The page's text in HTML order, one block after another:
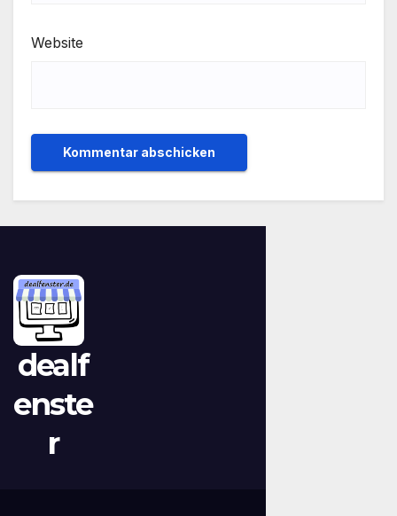
Website
dealf
enste
r